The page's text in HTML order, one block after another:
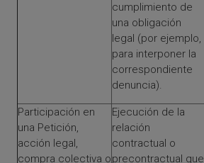
cumplimiento de
una obligación
legal (por ejemplo,
para interponer la
correspondiente
denuncia).
Participación en
una Petición,
acción legal,
compra colectiva o
Ejecución de la
relación
contractual o
precontractual que